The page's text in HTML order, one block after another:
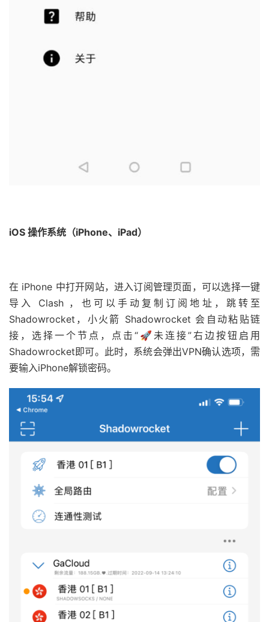
iOS 操作系统（iPhone、iPad）
在 iPhone 中打开网站，进入订阅管理页面，可以选择一键
导入 Clash ，也可以手动复制订阅地址，跳转至
Shadowrocket，小火箭 Shadowrocket 会自动粘贴链
接，选择一个节点，点击“🚀未连接”右边按钮启用
Shadowrocket即可。此时，系统会弹出VPN确认选项，需
要输入iPhone解锁密码。